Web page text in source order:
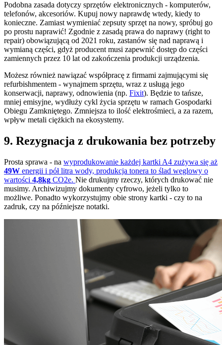
Podobna zasada dotyczy sprzętów elektronicznych - komputerów,
telefonów, akcesoriów. Kupuj nowy naprawdę wtedy, kiedy to
konieczne. Zamiast wymieniać zepsuty sprzęt na nowy, spróbuj go
po prostu naprawić! Zgodnie z zasadą prawa do naprawy (right to
repair) obowiązującą od 2021 roku, zastanów się nad naprawą i
wymianą części, gdyż producent musi zapewnić dostęp do części
zamiennych przez 10 lat od zakończenia produkcji urządzenia.
Możesz również nawiązać współpracę z firmami zajmującymi się
refurbishmentem - wynajmem sprzętu, wraz z usługą jego
konserwacji, naprawy, odnowienia (np. Fixit). Będzie to tańsze,
mniej emisyjne, wydłuży cykl życia sprzętu w ramach Gospodarki
Obiegu Zamkniętego. Zmniejsza to ilość elektrośmieci, a za razem,
wpływ metali ciężkich na ekosystemy.
9. Rezygnacja z drukowania bez potrzeby
Prosta sprawa - na wyprodukowanie każdej kartki A4 zużywa się aż
49W energii i pół litra wody, produkcja tonera to ślad węglowy o
wartości 4,8kg CO2e. Nie drukujmy rzeczy, których drukować nie
musimy. Archiwizujmy dokumenty cyfrowo, jeżeli tylko to
możliwe. Ponadto wykorzystujmy obie strony kartki - czy to na
zadruk, czy na późniejsze notatki.